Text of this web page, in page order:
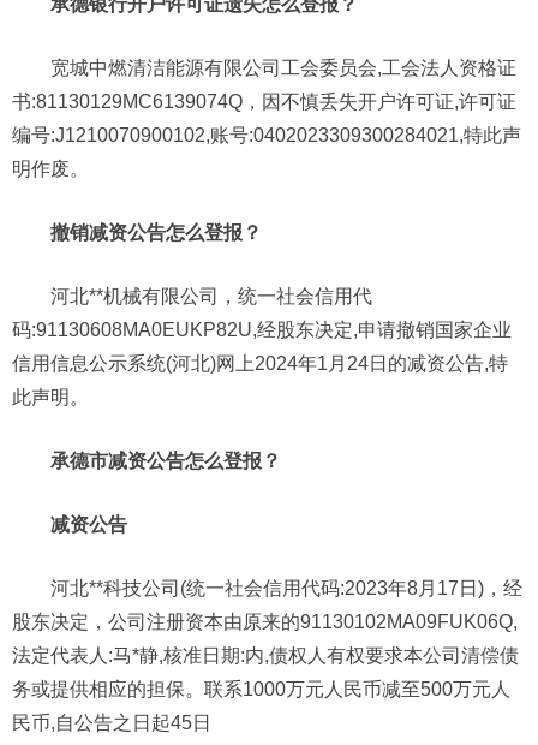
承德银行开户许可证遗失怎么登报？
宽城中燃清洁能源有限公司工会委员会,工会法人资格证
书:81130129MC6139074Q，因不慎丢失开户许可证,许可证
编号:J1210070900102,账号:0402023309300284021,特此声
明作废。
撤销减资公告怎么登报？
河北**机械有限公司，统一社会信用代
码:91130608MA0EUKP82U,经股东决定,申请撤销国家企业
信用信息公示系统(河北)网上2024年1月24日的减资公告,特
此声明。
承德市减资公告怎么登报？
减资公告
河北**科技公司(统一社会信用代码:2023年8月17日)，经
股东决定，公司注册资本由原来的91130102MA09FUK06Q,
法定代表人:马*静,核准日期:内,债权人有权要求本公司清偿债
务或提供相应的担保。联系1000万元人民币减至500万元人
民币,自公告之日起45日